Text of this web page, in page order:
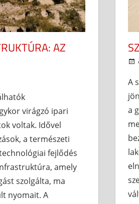
AZ
virágzó ipari
voltak. Idővel
a természeti
fejlődés
amely
szolgálta, ma
nyomait. A
A
a